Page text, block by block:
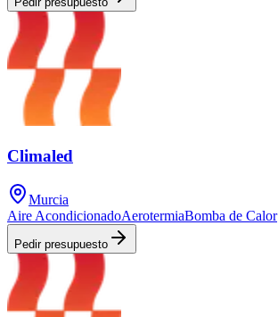
Climaled
Murcia
Aire AcondicionadoAerotermiaBomba de Calor
Pedir presupuesto